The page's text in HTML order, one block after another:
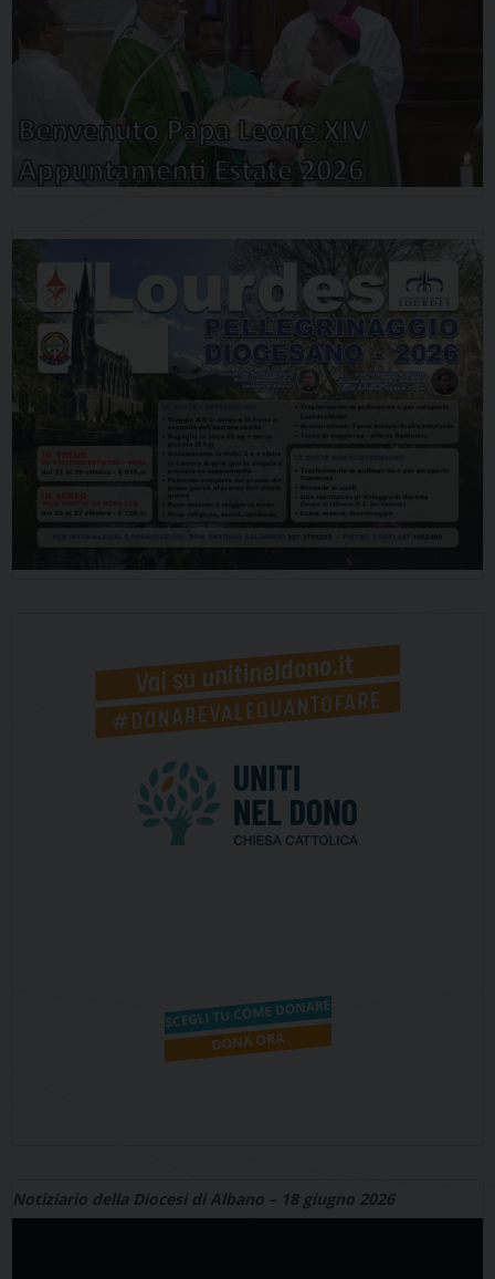
Notiziario della Diocesi di Albano – 18 giugno 2026